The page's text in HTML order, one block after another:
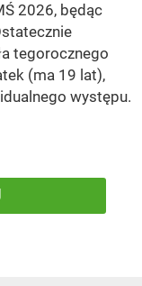
2026, będąc
tegorocznego
(ma 19 lat),
występu.